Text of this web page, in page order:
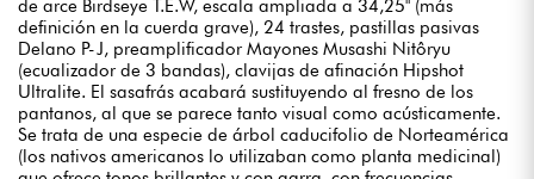
de arce Birdseye T.E.W, escala ampliada a 34,25" (más
definición en la cuerda grave), 24 trastes, pastillas pasivas
Delano P-J, preamplificador Mayones Musashi Nitôryu
(ecualizador de 3 bandas), clavijas de afinación Hipshot
Ultralite. El sasafrás acabará sustituyendo al fresno de los
pantanos, al que se parece tanto visual como acústicamente.
Se trata de una especie de árbol caducifolio de Norteamérica
(los nativos americanos lo utilizaban como planta medicinal)